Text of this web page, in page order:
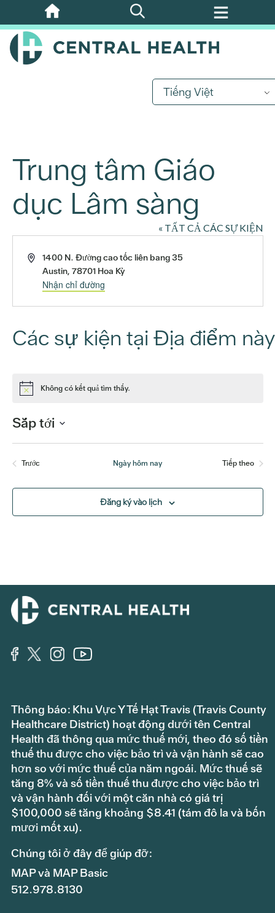
Bỏ
qua
nội
Tiếng Việt
Trung tâm Giáo
dục Lâm sàng
« TẤT CẢ CÁC SỰ KIỆN
Địa
1400 N. Đường cao tốc liên bang 35
Austin, 78701 Hoa Kỳ
Nhận chỉ đường
Các sự kiện tại Địa điểm này
Để
Không có kết quả tìm thấy.
Sắp tới
Chọn
Trước
Ngày hôm nay
Tiếp theo
Đăng ký vào lịch
Thông báo: Khu Vực Y Tế Hạt Travis (Travis County
Healthcare District) hoạt động dưới tên Central
Health đã thông qua mức thuế mới, theo đó số tiền
thuế thu được cho việc bảo trì và vận hành sẽ cao
hơn so với mức thuế của năm ngoái. Mức thuế sẽ
tăng 8% và số tiền thuế thu được cho việc bảo trì
và vận hành đối với một căn nhà có giá trị
$100,000 sẽ tăng khoảng $8.41 (tám đô la và bốn
mươi mốt xu).
Chúng tôi ở đây để giúp đỡ:
MAP và MAP Basic
512.978.8130